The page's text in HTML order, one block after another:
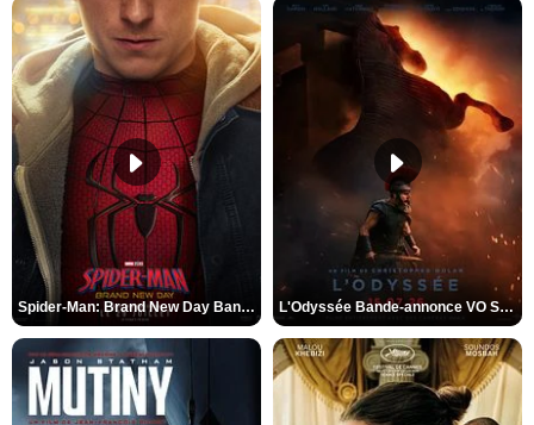
Spider-Man: Brand New Day Bande-annonce VO STFR L'Odyssée Bande-annonce VO STFR